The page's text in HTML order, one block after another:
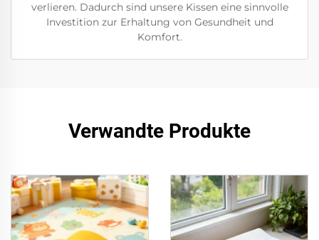
verlieren. Dadurch sind unsere Kissen eine sinnvolle
Investition zur Erhaltung von Gesundheit und
Komfort.
Verwandte Produkte